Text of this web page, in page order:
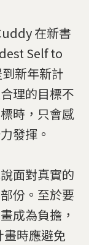
在新書
Self to
新年新計
理的目標不
時，只會感
發揮。
面對真實的
份。至於要
成為負擔，
時應避免